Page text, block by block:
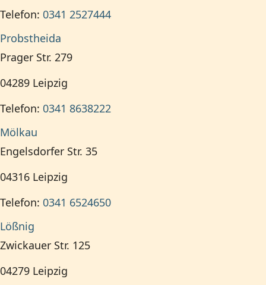
Telefon: 0341 2527444
Probstheida
Prager Str. 279
04289 Leipzig
Telefon: 0341 8638222
Mölkau
Engelsdorfer Str. 35
04316 Leipzig
Telefon: 0341 6524650
Lößnig
Zwickauer Str. 125
04279 Leipzig